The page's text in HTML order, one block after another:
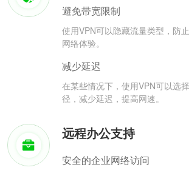
避免带宽限制
使用VPN可以隐藏流量类型，防
网络体验。
减少延迟
在某些情况下，使用VPN可以选
径，减少延迟，提高网速。
远程办公支持
安全的企业网络访问